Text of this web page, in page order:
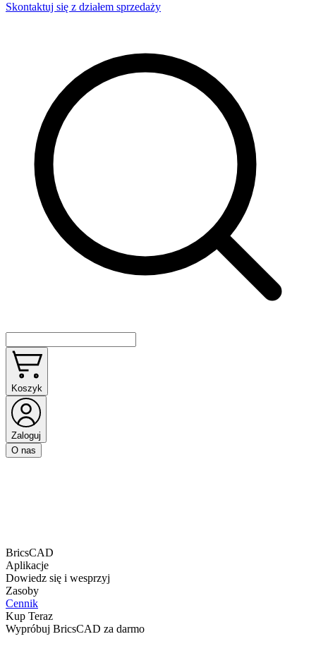
Skontaktuj się z działem sprzedaży
Koszyk
Zaloguj
O nas
BricsCAD
Aplikacje
Dowiedz się i wesprzyj
Zasoby
Cennik
Kup Teraz
Wypróbuj BricsCAD za darmo